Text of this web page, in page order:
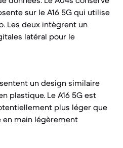
sur le A16 5G qui utilise
Les deux intègrent un
latéral pour le
un design similaire
plastique. Le A16 5G est
plus léger que
en main légèrement